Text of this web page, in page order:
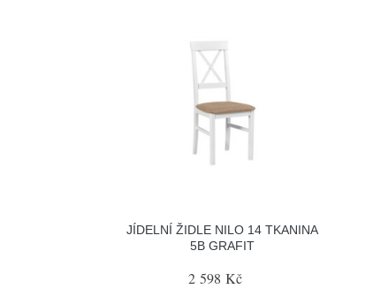
JÍDELNÍ ŽIDLE NILO 14 TKANINA
5B GRAFIT
2 598 Kč